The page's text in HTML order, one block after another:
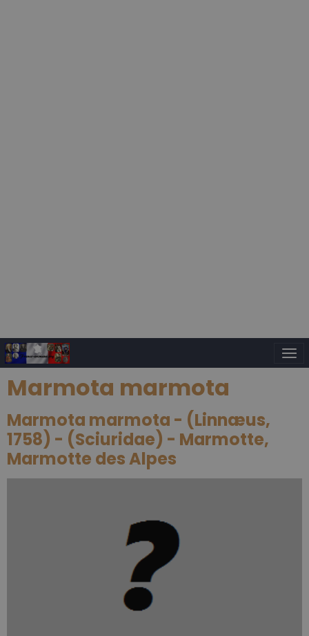
Marmota marmota
Marmota marmota - (Linnæus,
1758) - (Sciuridae) - Marmotte,
Marmotte des Alpes